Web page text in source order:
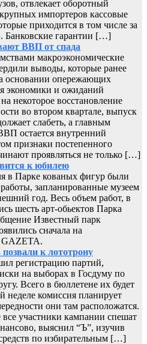
отвлекает оборотный
импортеров кассовые
приходится в том числе за
Банковские гарантии […]
ВВП от спада
макроэкономические
выводы, которые ранее
основании опережающих
экономики и ожиданий
некоторое восстановление
во втором квартале, выпуск
слабеть, а главным
остается внутренний
признаки постепенного
проявляться не только […]
к юбилею
в Парке кованых фигур были
запланированные музеем
год. Весь объем работ, в
шесть арт-обьектов Парка
Известный парк
сначала на
к лототрону
регистрацию партий,
на выборах в Госдуму по
Всего в бюллетене их будет
неделе комиссия планирует
они там расположатся.
участники кампании спешат
выяснил “Ъ”, изучив
по избирательным […]